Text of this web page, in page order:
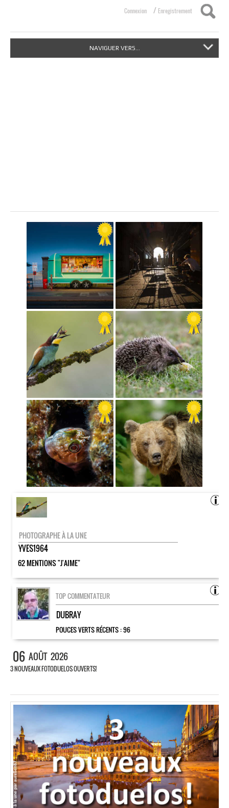
Connexion / Enregistrement
NAVIGUER VERS...
PHOTOGRAPHE À LA UNE
YVES1964
62 MENTIONS "J'AIME"
TOP COMMENTATEUR
DUBRAY
POUCES VERTS RÉCENTS :96
06 AOÛT 2026
3 NOUVEAUX FOTODUELOS OUVERTS!